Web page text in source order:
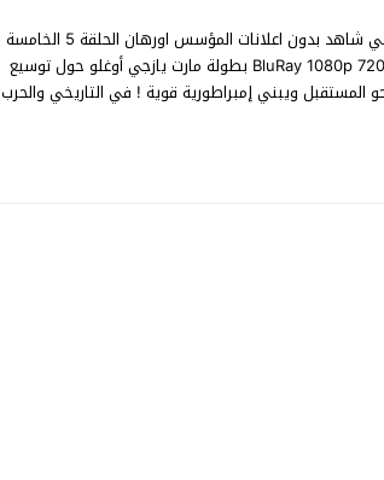
مشاهدة مسلسل المؤسس اورهان الحلقة 5 مترجم للعربية FHD قصة عشق الاصلي شاهد بدون اعلانات المؤسس اورهان الحلقة 5 الخامسة
Kuruluş Orhan episode 5 على قناة ATV مباشر يوتيوب اون لان جودة BluRay 1080p 720p 480p بطولة مارت يازجي أوغلو حول توسيع
المستقبل ويبني إمبراطورية قوية ! في التاريخي والحرب